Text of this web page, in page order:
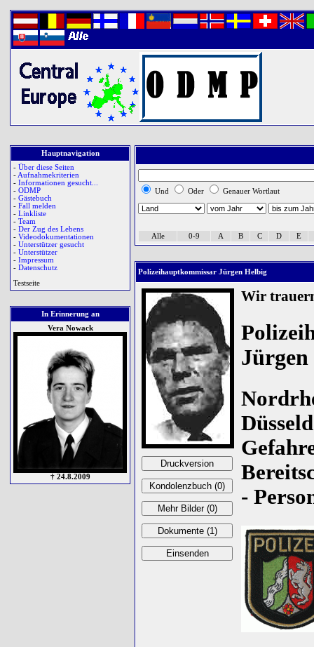
Hauptnavigation
- Über diese Seiten
- Aufnahmekriterien
- Informationen gesucht...
- ODMP
- Gästebuch
- Fall melden
- Linkliste
- Team
- Der Zug des Lebens
- Videodokumentationen
- Unterstützer gesucht
- Unterstützer
- Impressum
- Datenschutz
Testseite
In Erinnerung an
Vera Nowack
† 24.8.2009
Und Oder Genauer Wortlaut
Alle 0-9 A B C D E
Polizeihauptkommissar Jürgen Helbig
Wir
-